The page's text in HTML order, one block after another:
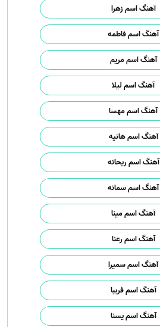
آهنگ اسم زهرا
آهنگ اسم فاطمه
آهنگ اسم مریم
آهنگ اسم لیلا
آهنگ اسم مهسا
آهنگ اسم هانیه
آهنگ اسم ریحانه
آهنگ اسم سمانه
آهنگ اسم مینا
آهنگ اسم رعنا
آهنگ اسم سمیرا
آهنگ اسم فریبا
آهنگ اسم یسنا